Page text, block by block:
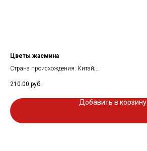
Цветы жасмина
Страна происхождения: Китай;
Вес: 20 гр;
210.00 руб.
Добавить в корзину